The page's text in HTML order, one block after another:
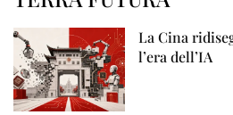
La Cina
l’era dell’IA